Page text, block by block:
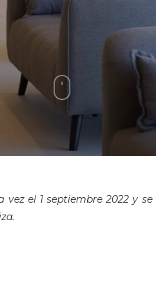
el 1 septiembre 2022 y